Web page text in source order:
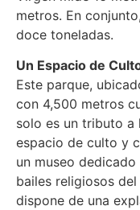
metros. En
doce toneladas.
Un Espacio de
Este parque,
con 4,500 metros
solo es un tributo a
espacio de culto y
un museo
bailes religiosos
dispone de una